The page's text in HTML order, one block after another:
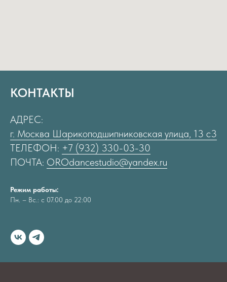
КОНТАКТЫ
АДРЕС:
г. Москва Шарикоподшипниковская улица, 13 с3
ТЕЛЕФОН: +7 (932) 330-03-30
ПОЧТА: OROdancestudio@yandex.ru
Режим работы:
Пн. – Вс.: с 07:00 до 22:00